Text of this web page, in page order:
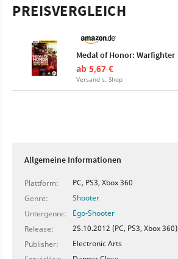
PREISVERGLEICH
Medal of Honor: Warfighter
ab 5,67 €
Versand s. Shop
Allgemeine Informationen
Plattform:
PC, PS3, Xbox 360
Genre:
Shooter
Untergenre:
Ego-Shooter
Release:
25.10.2012 (PC, PS3, Xbox 360)
Publisher:
Electronic Arts